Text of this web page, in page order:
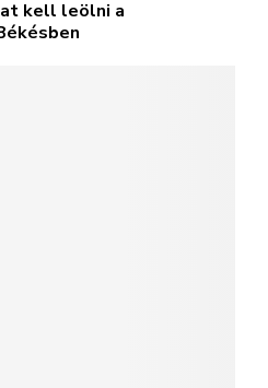
kell leölni a